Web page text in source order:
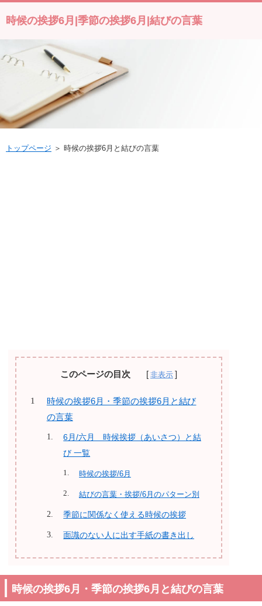
時候の挨拶6月|季節の挨拶6月|結びの言葉
トップページ ＞ 時候の挨拶6月と結びの言葉
このページの目次
時候の挨拶6月・季節の挨拶6月と結び
の言葉
6月/六月 時候挨拶（あいさつ）と結
び 一覧
時候の挨拶/6月
結びの言葉・挨拶/6月のパターン別
季節に関係なく使える時候の挨拶
面識のない人に出す手紙の書き出し
時候の挨拶6月・季節の挨拶6月と結びの言葉